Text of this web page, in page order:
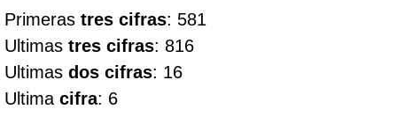
Culona día
Culona noche
Primeras tres cifras: 581
Ultimas tres cifras: 816
Ultimas dos cifras: 16
Ultima cifra: 6